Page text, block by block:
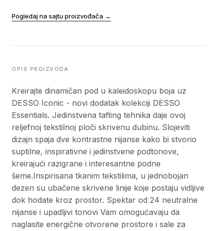
Pogledaj na sajtu proizvođača →
OPIS PROIZVODA
Kreirajte dinamičan pod u kaleidoskopu boja uz
DESSO Iconic - novi dodatak kolekciji DESSO
Essentials. Jedinstvena tafting tehnika daje ovoj
reljefnoj tekstilnoj ploči skrivenu dubinu. Slojeviti
dizajn spaja dve kontrastne nijanse kako bi stvorio
suptilne, inspirativne i jedinstvene podtonove,
kreirajući razigrane i interesantne podne
šeme.Inspirisana tkanim tekstilima, u jednobojan
dezen su ubačene skrivene linije koje postaju vidljive
dok hodate kroz prostor. Spektar od 24 neutralne
nijanse i upadljivi tonovi Vam omogućavaju da
naglasite energične otvorene prostore i sale za